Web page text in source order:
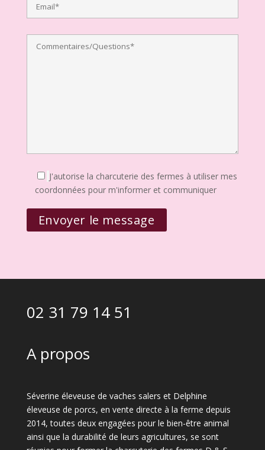
J'autorise la charcuterie des fermes à utiliser mes
coordonnées pour m'informer et communiquer
02 31 79 14 51
A propos
Séverine éleveuse de vaches salers et Delphine
éleveuse de porcs, en vente directe à la ferme depuis
2014, toutes deux engagées pour le bien-être animal
ainsi que la durabilité de leurs agricultures, se sont